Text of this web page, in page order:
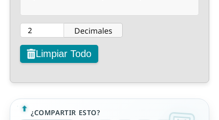
Decimales
Limpiar Todo
¿COMPARTIR ESTO?